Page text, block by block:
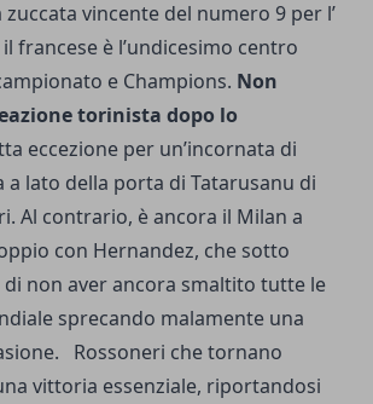
vincente del numero 9 per l’
francese è l’undicesimo centro
e Champions. Non
torinista dopo lo
eccezione per un’incornata di
a lato della porta di Tatarusanu di
Al contrario, è ancora il Milan a
con Hernandez, che sotto
non aver ancora smaltito tutte le
sprecando malamente una
Rossoneri che tornano
vittoria essenziale, riportandosi